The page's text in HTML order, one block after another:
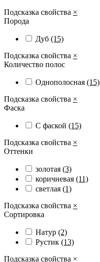
Подсказка свойства ×
Порода
Дуб (15)
Подсказка свойства ×
Количество полос
Однополосная (15)
Подсказка свойства ×
Фаска
С фаской (15)
Подсказка свойства ×
Оттенки
золотая (3)
коричневая (11)
светлая (1)
Подсказка свойства ×
Сортировка
Натур (2)
Рустик (13)
Подсказка свойства ×